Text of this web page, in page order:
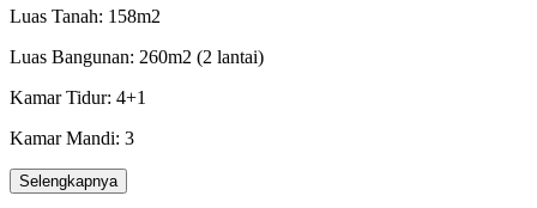
Luas Tanah: 158m2
Luas Bangunan: 260m2 (2 lantai)
Kamar Tidur: 4+1
Kamar Mandi: 3
Row Jalan: 3 mobil
Selengkapnya